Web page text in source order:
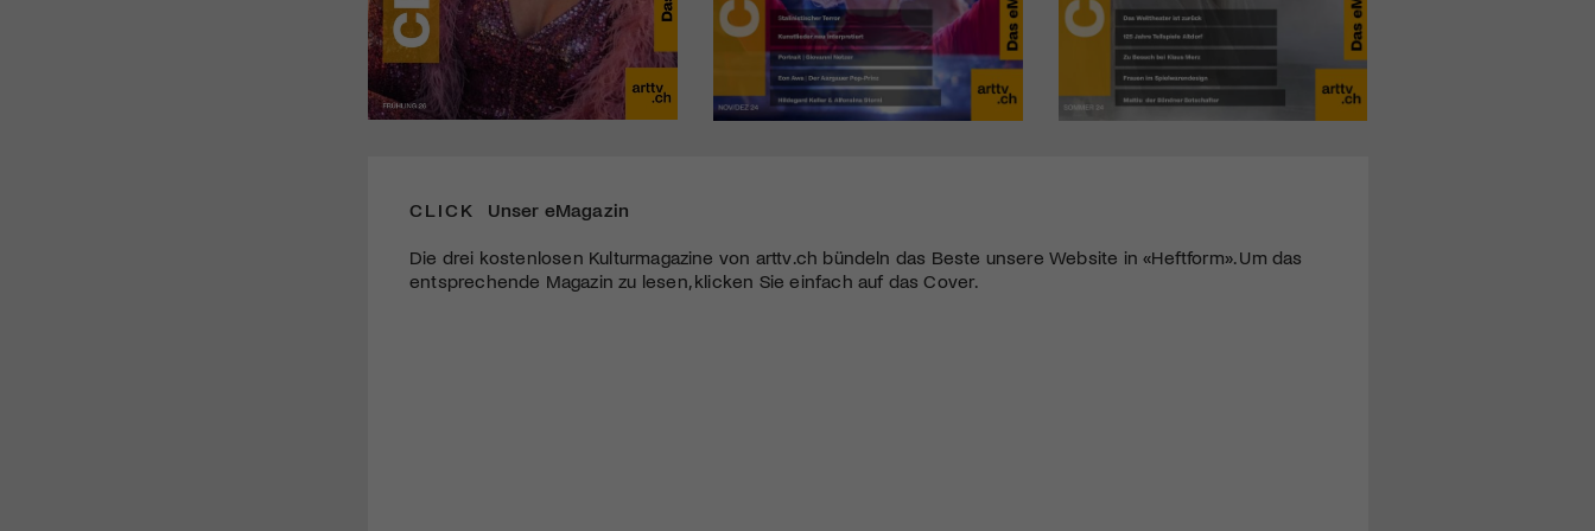
CLICK Unser eMagazin
Die drei kostenlosen Kulturmagazine von arttv.ch bündeln das Beste unsere Website in «Heftform». Um das
entsprechende Magazin zu lesen, klicken Sie einfach auf das Cover.